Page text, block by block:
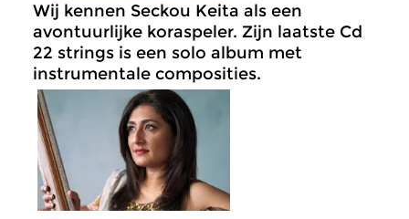
Wij kennen Seckou Keita als een
avontuurlijke koraspeler. Zijn laatste Cd
22 strings is een solo album met
instrumentale composities.